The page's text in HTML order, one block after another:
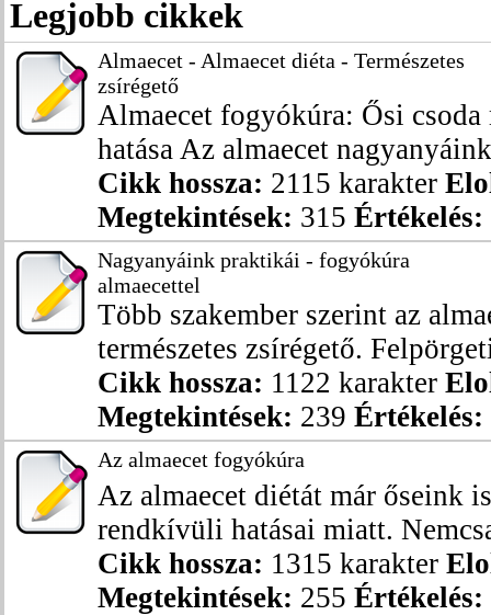
Legjobb cikkek
Almaecet - Almaecet diéta - Természetes
zsírégető
Almaecet fogyókúra: Ősi csoda
hatása Az almaecet
Cikk hossza: 2115 karakter
Megtekintések: 315 Értékelés:
Nagyanyáink praktikái - fogyókúra
almaecettel
Több szakember szerint az
természetes zsírégető.
Cikk hossza: 1122 karakter
Megtekintések: 239 Értékelés:
Az almaecet fogyókúra
Az almaecet diétát már őseink
rendkívüli hatásai miatt.
Cikk hossza: 1315 karakter
Megtekintések: 255 Értékelés: